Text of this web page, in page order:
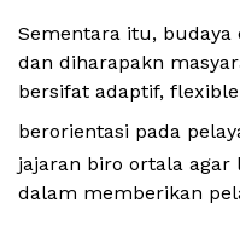
Sementara itu, budaya
dan diharapakn
bersifat adaptif,
berorientasi pada
jajaran biro ortala agar
dalam memberikan